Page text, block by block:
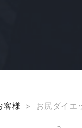
客様 > お尻ダイエ